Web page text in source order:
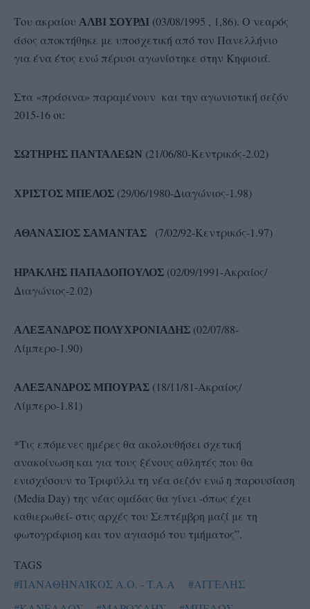
Του ακραίου ΑΛΒΙ ΣΟΥΡΔΙ (03/08/1995 , 1,86). Ο νεαρός
άσος αποκτήθηκε με υποσχετική από τον Πανελλήνιο
για ένα έτος ενώ πέρυσι αγωνίστηκε στην Κηφισιά.
Στα «πράσινα» παραμένουν και την αγωνιστική σεζόν
2015-16 οι:
ΣΩΤΗΡΗΣ ΠΑΝΤΑΛΕΩΝ (21/06/80-Κεντρικός-2.02)
ΧΡΙΣΤΟΣ ΜΠΕΛΟΣ (29/06/1980-Διαγώνιος-1.98)
ΑΘΑΝΑΣΙΟΣ ΣΑΜΑΝΤΑΣ (7/02/92-Κεντρικός-1.97)
ΗΡΑΚΛΗΣ ΠΑΠΑΔΟΠΟΥΛΟΣ (02/09/1991-Ακραίος/
Διαγώνιος-2.02)
ΑΛΕΞΑΝΔΡΟΣ ΠΟΛΥΧΡΟΝΙΑΔΗΣ (02/07/88-
Λίμπερο-1.90)
ΑΛΕΞΑΝΔΡΟΣ ΜΠΟΥΡΑΣ (18/11/81-Ακραίος/
Λίμπερο-1.81)
*Τις επόμενες ημέρες θα ακολουθήσει σχετική
ανακοίνωση και για τους ξένους αθλητές που θα
ενισχύσουν το Τριφύλλι τη νέα σεζόν ενώ η παρουσίαση
(Media Day) της νέας ομάδας θα γίνει -όπως έχει
καθιερωθεί- στις αρχές του Σεπτέμβρη μαζί με τη
φωτογράφιση και τον αγιασμό του τμήματος”.
TAGS
#ΠΑΝΑΘΗΝΑΪΚΟΣ Α.Ο. - T.A.A
#ΑΓΓΕΛΗΣ